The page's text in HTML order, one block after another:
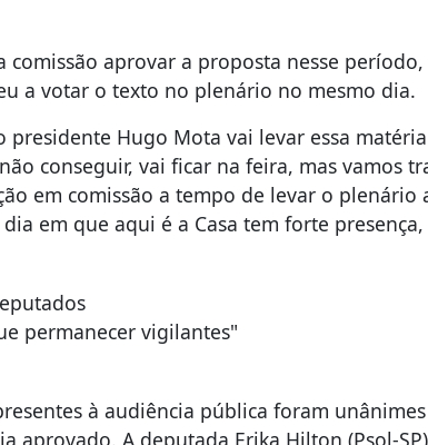
comissão aprovar a proposta nesse
a votar o texto no plenário no mesmo dia.
presidente Hugo Mota vai levar essa
conseguir, vai ficar na feira, mas vamos
em comissão a tempo de levar o plenário
em que aqui é a Casa tem forte presença,
permanecer vigilantes"
à audiência pública foram
aprovado. A deputada Erika Hilton (Psol-